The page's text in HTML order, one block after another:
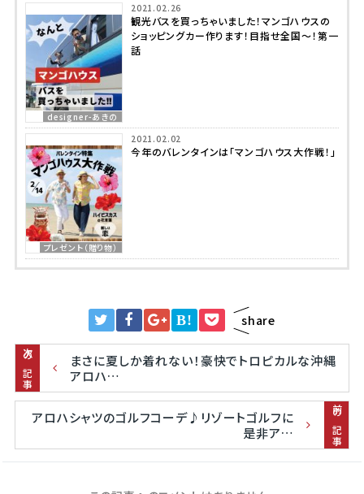
designer-あきの
2021.02.26
観光バスを買っちゃいました！マンゴハウスの
ショッピングカー作ります！目指せ全国～！第一
話
プレゼント（贈り物）
2021.02.02
今年のバレンタインは「マンゴハウス大作戦！」
B! share
次の記事
まさに夏しか着れない！豪快でトロピカルな沖縄
アロハ…
前の記事
アロハシャツのゴルフコーデ♪リゾートゴルフに
是非ア…